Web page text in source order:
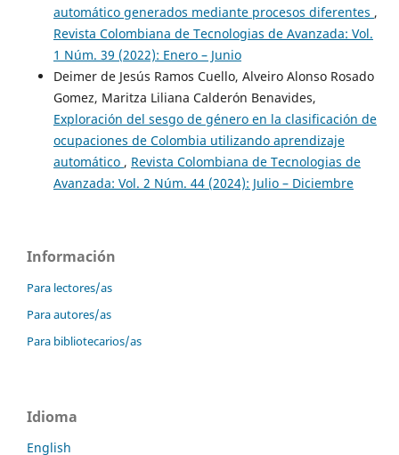
automático generados mediante procesos diferentes ,
Revista Colombiana de Tecnologias de Avanzada: Vol.
1 Núm. 39 (2022): Enero – Junio
Deimer de Jesús Ramos Cuello, Alveiro Alonso Rosado
Gomez, Maritza Liliana Calderón Benavides,
Exploración del sesgo de género en la clasificación de
ocupaciones de Colombia utilizando aprendizaje
automático , Revista Colombiana de Tecnologias de
Avanzada: Vol. 2 Núm. 44 (2024): Julio – Diciembre
Información
Para lectores/as
Para autores/as
Para bibliotecarios/as
Idioma
English